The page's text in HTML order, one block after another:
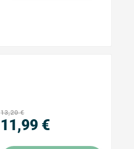
13,20 €
11,99 €